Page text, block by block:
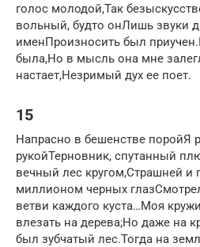
голос молодой,Так
вольный, будто онЛишь звуки
именПроизносить был
была,Но в мысль она мне
настает,Незримый дух ее поет.
15
Напрасно в бешенстве поройЯ
рукойТерновник, спутанный
вечный лес кругом,Страшней и
миллионом черных
ветви каждого куста…Моя
влезать на дерева;Но даже на
был зубчатый лес.Тогда на